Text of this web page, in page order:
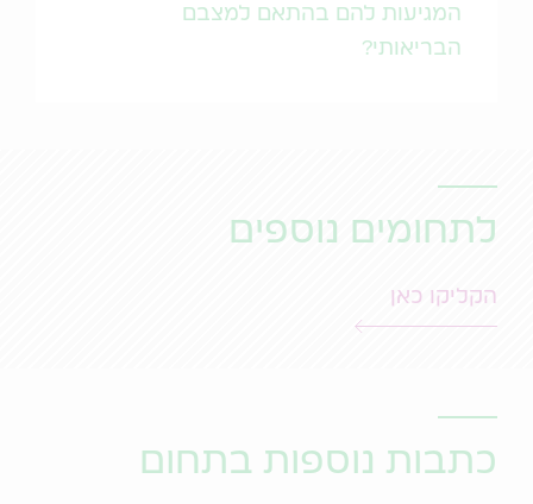
המגיעות להם בהתאם למצבם
הבריאותי?
לתחומים נוספים
הקליקו כאן
כתבות נוספות בתחום